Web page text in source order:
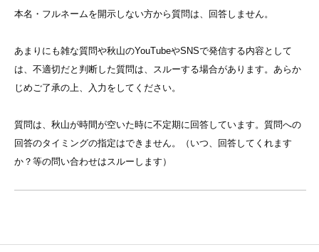
本名・フルネームを開示しない方から質問は、回答しません。
あまりにも雑な質問や秋山のYouTubeやSNSで発信する内容として
は、不適切だと判断した質問は、スルーする場合があります。あらか
じめご了承の上、入力をしてください。
質問は、秋山が時間が空いた時に不定期に回答しています。質問への
回答のタイミングの指定はできません。（いつ、回答してくれます
か？等の問い合わせはスルーします）